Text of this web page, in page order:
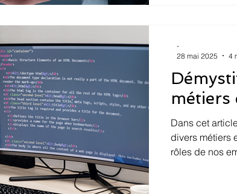
Dans cet
divers métiers
rôles de nos
-
28 mai 2025
4